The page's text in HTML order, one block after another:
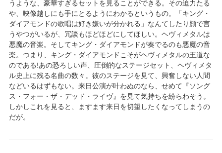
うような、豪華すぎるセットを見ることができる。その迫力たる
や、映像越しにも手にとるようにわかるというもの。「キング・
ダイアモンドの歌唱は好き嫌いが分かれる」なんてしたり顔で言
うやつがいるが、冗談もほどほどにしてほしい。ヘヴィメタルは
悪魔の音楽。そしてキング・ダイアモンドが奏でるのも悪魔の音
楽。つまり、キング・ダイアモンドこそがヘヴィメタルの王道な
のである!あの恐ろしい声、圧倒的なステージセット、ヘヴィメタ
ル史上に残る名曲の数々。彼のステージを見て、興奮しない人間
などいるはずもない。来日公演が叶わぬのなら、せめて『ソング
ス・フォー・ザ・デッド・ライヴ』を見て気持ちを紛らわそう。
しかしこれを見ると、ますます来日を切望したくなってしまうの
だが。